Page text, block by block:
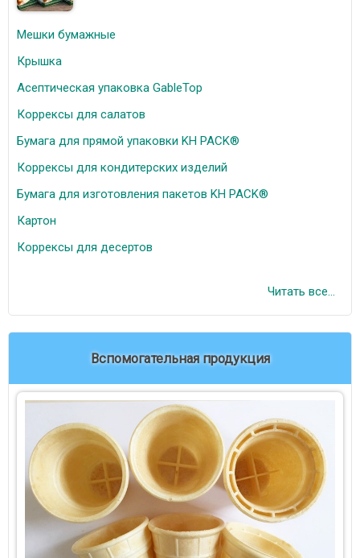
Мешки бумажные
Крышка
Асептическая упаковка GableTop
Коррексы для салатов
Бумага для прямой упаковки KH PACK®
Коррексы для кондитерских изделий
Бумага для изготовления пакетов KH PACK®
Картон
Коррексы для десертов
Читать все...
Вспомогательная продукция